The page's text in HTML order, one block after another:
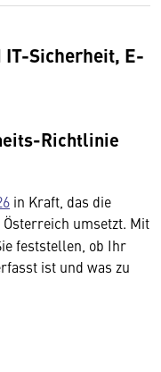
Sicherheit, E-
Richtlinie
in Kraft, das die
umsetzt. Mit
feststellen, ob Ihr
ist und was zu